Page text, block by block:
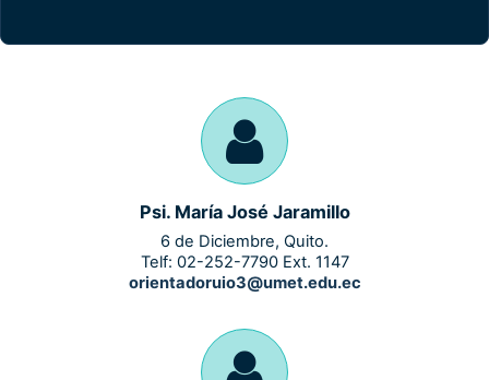
Psi. María José Jaramillo
6 de Diciembre, Quito.
Telf: 02-252-7790 Ext. 1147
orientadoruio3@umet.edu.ec